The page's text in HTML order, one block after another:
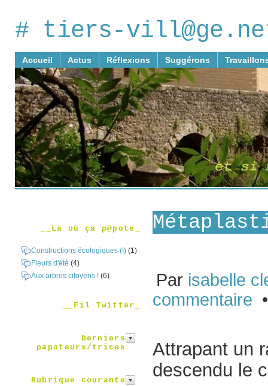
# tiers-
Accueil Actus Réflexions Suggérons
__Là où ça p@pote_
Constructions écologiques (I) (1)
Fleurs d'été (4)
Aux arbres citoyens ! (6)
__Fil Twitter_
Derniers
papoteurs/trices
Rubrique courante
Par isabelle
commentaire
Attrapant un
descendu le